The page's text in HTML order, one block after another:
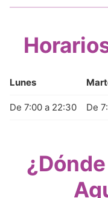
Lunes
De 7:00 a 22:30 De